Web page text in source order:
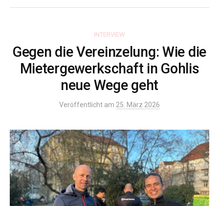
INTERVIEW
Gegen die Vereinzelung: Wie die
Mietergewerkschaft in Gohlis
neue Wege geht
Veröffentlicht am 25. März 2026